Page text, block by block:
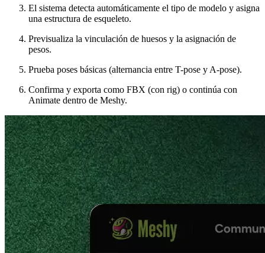
El sistema detecta automáticamente el tipo de modelo y asigna
una estructura de esqueleto.
Previsualiza la vinculación de huesos y la asignación de
pesos.
Prueba poses básicas (alternancia entre T-pose y A-pose).
Confirma y exporta como FBX (con rig) o continúa con
Animate dentro de Meshy.